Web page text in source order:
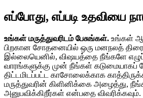
எப்போது, ​​எப்படி உதவியை
உங்கள் மருத்துவரிடம் பேசுங்கள். உங்கள்
பிறகான சோதனையில் ஒரு மனநலத்
இல்லையெனில், விஷயத்தை நீங்களே
வாரங்களுக்கு முன் நீங்கள் கடுமையாகப்
திட்டமிடப்பட்ட காசோலைக்காக
மருத்துவரின் கிளினிக்கை அழைத்து,
அனுபவிக்கிறீர்கள் என்பதை விவரிக்கவும்.